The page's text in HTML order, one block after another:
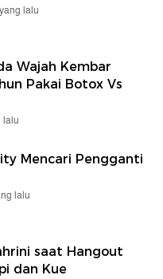
lalu
Wajah Kembar
Pakai Botox Vs
lalu
Mencari Pengganti
lalu
saat Hangout
dan Kue